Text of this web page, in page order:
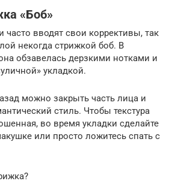
«Боб»
вводят свои коррективы, так
некогда стрижкой боб. В
обзавелась дерзкими нотками и
укладкой.
можно закрыть часть лица и
стиль. Чтобы текстура
во время укладки сделайте
или просто ложитесь спать с